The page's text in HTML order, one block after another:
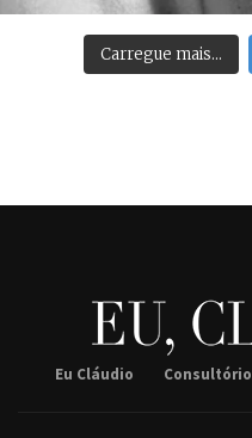
Carregue mais…
Eu Cláudio Consultório